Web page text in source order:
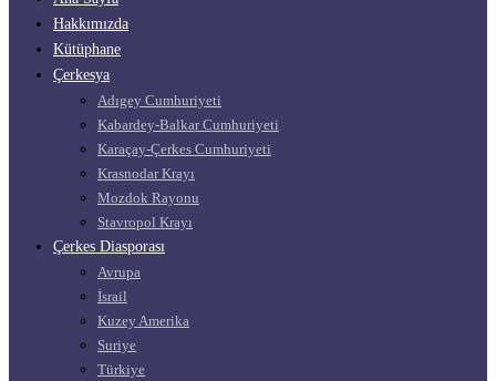
Hakkımızda
Kütüphane
Çerkesya
Adıgey Cumhuriyeti
Kabardey-Balkar Cumhuriyeti
Karaçay-Çerkes Cumhuriyeti
Krasnodar Krayı
Mozdok Rayonu
Stavropol Krayı
Çerkes Diasporası
Avrupa
İsrail
Kuzey Amerika
Suriye
Türkiye